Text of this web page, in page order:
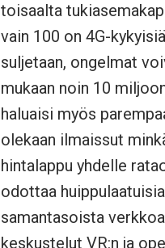
toisaalta
vain 100 on 4G-
suljetaan, ongelmat
mukaan noin 10
haluaisi myös
olekaan ilmaissut
hintalappu yhdelle
odottaa
samantasoista
keskustelut VR:n ja